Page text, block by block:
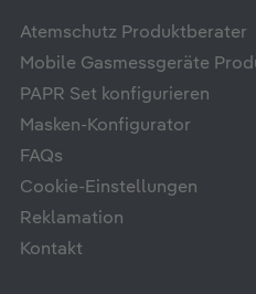
Atemschutz Produktberater
Mobile Gasmessgeräte
PAPR Set konfigurieren
Masken-Konfigurator
FAQs
Cookie-Einstellungen
Reklamation
Kontakt